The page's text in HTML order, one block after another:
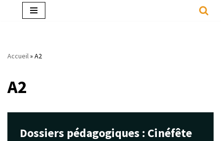
Accueil» A2
A2
Dossiers pédagogiques : Cinéfête